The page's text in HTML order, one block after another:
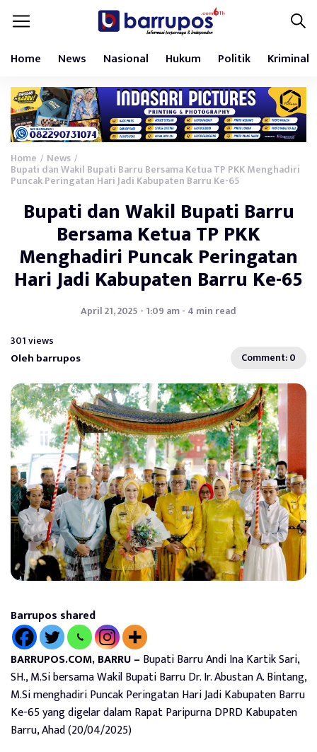
Home News Nasional Hukum Politik Kriminal
Home / News /
Bupati dan Wakil Bupati Barru Bersama Ketua TP PKK Menghadiri
Puncak Peringatan Hari Jadi Kabupaten Barru Ke-65
Bupati dan Wakil Bupati Barru
Bersama Ketua TP PKK
Menghadiri Puncak Peringatan
Hari Jadi Kabupaten Barru Ke-65
April 21, 2025 - 1:09 am - 4 min read
301 views
Oleh barrupos Comment: 0
Barrupos shared
BARRUPOS.COM, BARRU – Bupati Barru Andi Ina Kartik Sari,
SH., M.Si bersama Wakil Bupati Barru Dr. Ir. Abustan A. Bintang,
M.Si menghadiri Puncak Peringatan Hari Jadi Kabupaten Barru
Ke-65 yang digelar dalam Rapat Paripurna DPRD Kabupaten
Barru, Ahad (20/04/2025)